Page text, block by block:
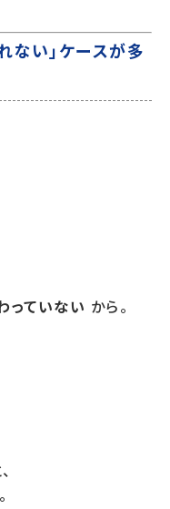
ない」ケースが多
っていない から。